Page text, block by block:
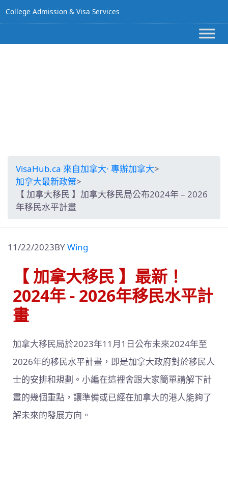
College Admission & Visa Services
VisaHub.ca 來自加拿大· 專辦加拿大>
加拿大最新政策>
【 加拿大移民 】加拿大移民局公布2024年 – 2026
年移民水平計畫​
11/22/2023BYWing
【 加拿大移民 】最新！
2024年 - 2026年移民水平計
畫
加拿大移民局於2023年11月1日公布未來2024年至
2026年的移民水平計畫，即是加拿大政府對於移民人
士的安排和規劃。小編在這裡會跟大家簡單講解下計
畫的幾個重點，讓準備或已經在加拿大的港人能夠了
解未來的發展方向。